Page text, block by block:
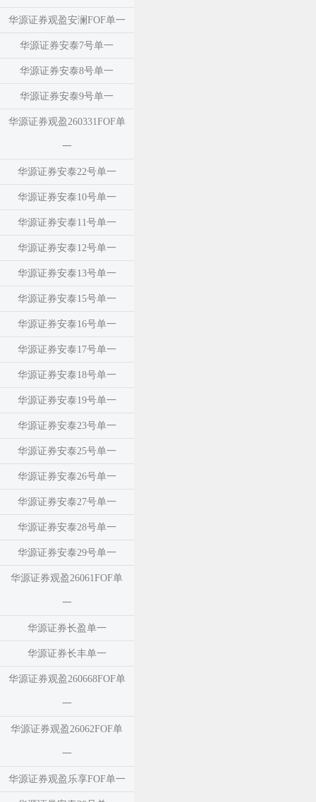
华源证券观盈安澜FOF单一
华源证券安泰7号单一
华源证券安泰8号单一
华源证券安泰9号单一
华源证券观盈260331FOF单
一
华源证券安泰22号单一
华源证券安泰10号单一
华源证券安泰11号单一
华源证券安泰12号单一
华源证券安泰13号单一
华源证券安泰15号单一
华源证券安泰16号单一
华源证券安泰17号单一
华源证券安泰18号单一
华源证券安泰19号单一
华源证券安泰23号单一
华源证券安泰25号单一
华源证券安泰26号单一
华源证券安泰27号单一
华源证券安泰28号单一
华源证券安泰29号单一
华源证券观盈26061FOF单
一
华源证券长盈单一
华源证券长丰单一
华源证券观盈260668FOF单
一
华源证券观盈26062FOF单
一
华源证券观盈乐享FOF单一